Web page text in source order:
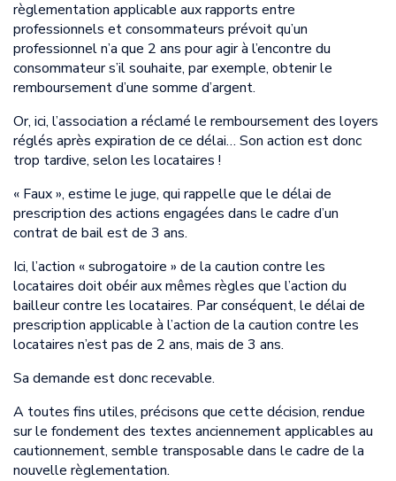
règlementation applicable aux rapports entre
professionnels et consommateurs prévoit qu’un
professionnel n’a que 2 ans pour agir à l’encontre du
consommateur s’il souhaite, par exemple, obtenir le
remboursement d’une somme d’argent.
Or, ici, l’association a réclamé le remboursement des loyers
réglés après expiration de ce délai… Son action est donc
trop tardive, selon les locataires !
« Faux », estime le juge, qui rappelle que le délai de
prescription des actions engagées dans le cadre d’un
contrat de bail est de 3 ans.
Ici, l’action « subrogatoire » de la caution contre les
locataires doit obéir aux mêmes règles que l’action du
bailleur contre les locataires. Par conséquent, le délai de
prescription applicable à l’action de la caution contre les
locataires n’est pas de 2 ans, mais de 3 ans.
Sa demande est donc recevable.
A toutes fins utiles, précisons que cette décision, rendue
sur le fondement des textes anciennement applicables au
cautionnement, semble transposable dans le cadre de la
nouvelle règlementation.